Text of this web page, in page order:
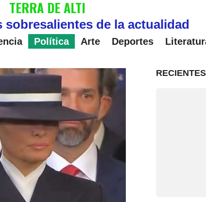
TERRA DE ALTI
sobresalientes de la actualidad
Política Arte Deportes
RECIENTES